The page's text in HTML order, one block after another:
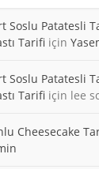
Soslu Patatesli
Tarifi için
Soslu Patatesli
Tarifi için lee
Cheesecake